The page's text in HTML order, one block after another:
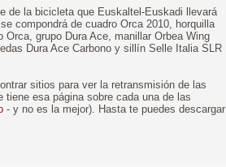
de la bicicleta que Euskaltel-Euskadi llevará
compondrá de cuadro Orca 2010, horquilla
Orca, grupo Dura Ace, manillar Orbea Wing
Dura Ace Carbono y sillín Selle Italia SLR
sitios para ver la retransmisión de las
esa página sobre cada una de las
- y no es la mejor). Hasta te puedes descargar